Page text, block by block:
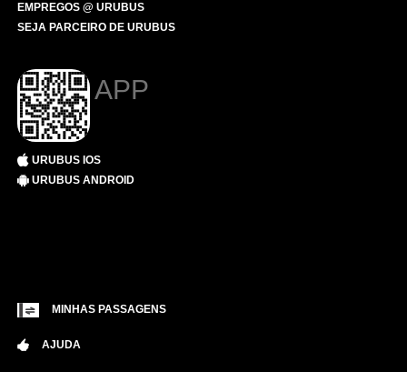
EMPREGOS @ URUBUS
SEJA PARCEIRO DE URUBUS
APP
URUBUS IOS
URUBUS ANDROID
MINHAS PASSAGENS
AJUDA